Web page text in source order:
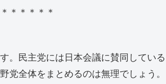
＊＊＊＊＊
。民主党には日本会議に賛同している
党全体をまとめるのは無理でしょう。